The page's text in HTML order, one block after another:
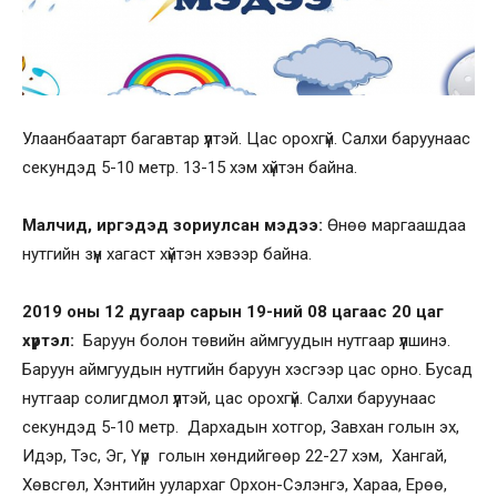
Улаанбаатарт багавтар үүлтэй. Цас орохгүй. Салхи баруунаас
секундэд 5-10 метр. 13-15 хэм хүйтэн байна.
Малчид, иргэдэд зориулсан мэдээ: Өнөө маргаашдаа
нутгийн зүүн хагаст хүйтэн хэвээр байна.
2019 оны 12 дугаар сарын 19-ний 08 цагаас 20 цаг
хүртэл: Баруун болон төвийн аймгуудын нутгаар үүлшинэ.
Баруун аймгуудын нутгийн баруун хэсгээр цас орно. Бусад
нутгаар солигдмол үүлтэй, цас орохгүй. Салхи баруунаас
секундэд 5-10 метр. Дархадын хотгор, Завхан голын эх,
Идэр, Тэс, Эг, Үүр голын хөндийгөөр 22-27 хэм, Хангай,
Хөвсгөл, Хэнтийн уулархаг Орхон-Сэлэнгэ, Хараа, Ерөө,